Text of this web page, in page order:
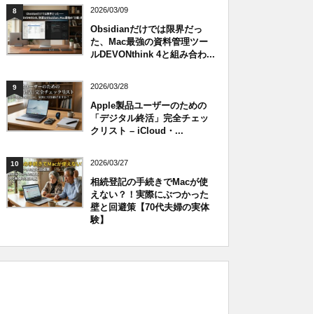
8 2026/03/09
Obsidianだけでは限界だっ
た、Mac最強の資料管理ツー
ルDEVONthink 4と組み合わ...
9 2026/03/28
Apple製品ユーザーのための
「デジタル終活」完全チェッ
クリスト – iCloud・...
10 2026/03/27
相続登記の手続きでMacが使
えない？！実際にぶつかった
壁と回避策【70代夫婦の実体
験】